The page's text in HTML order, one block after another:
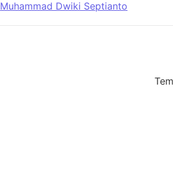
Muhammad Dwiki Septianto